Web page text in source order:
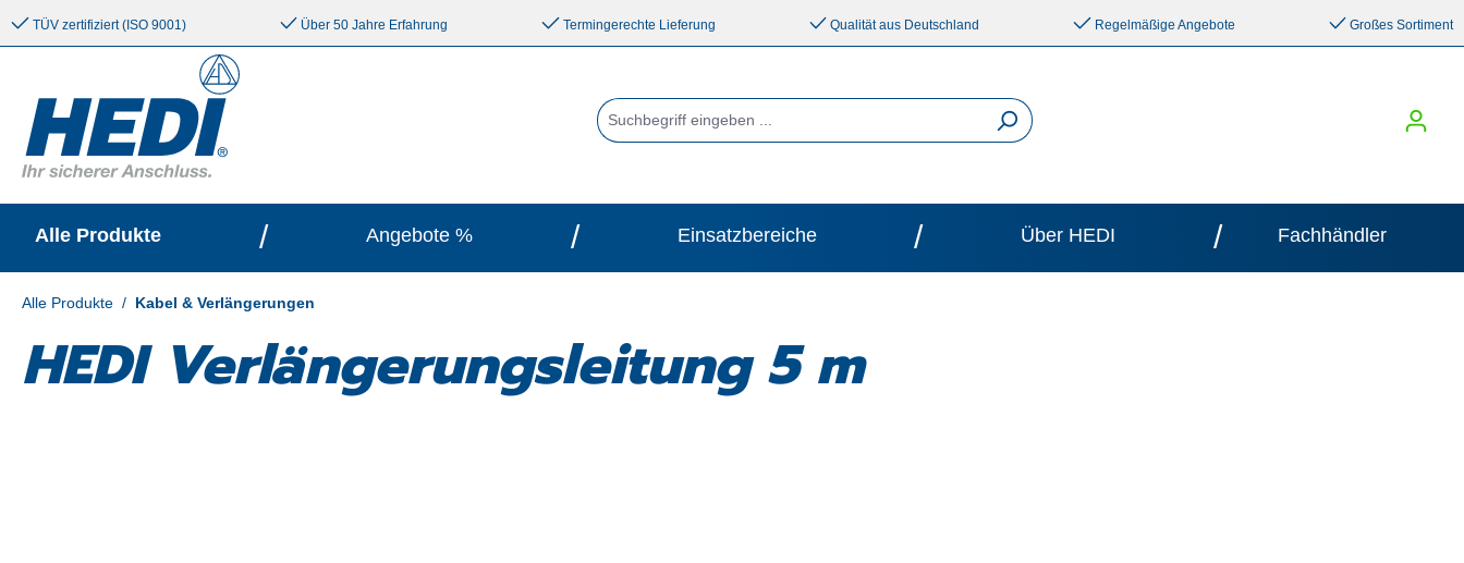
springen Zur Hauptnavigation springen
TÜV zertifiziert (ISO 9001) Über 50 Jahre Erfahrung Termingerechte Lieferung Qualität aus Deutschland Regelmäßige Angebote Großes Sortiment
Alle Produkte / Angebote % / Einsatzbereiche / Über HEDI / Fachhändler
Alle Produkte / Kabel & Verlängerungen
HEDI Verlängerungsleitung 5 m